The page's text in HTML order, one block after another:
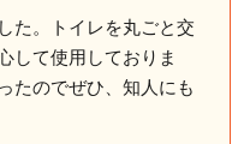
た。トイレを丸ごと交
して使用しておりま
たのでぜひ、知人にも